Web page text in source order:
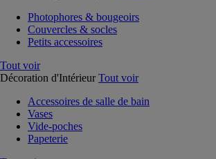
Photophores & bougeoirs
Couvercles & socles
Petits accessoires
Tout voir
Décoration d'Intérieur Tout voir
Accessoires de salle de bain
Vases
Vide-poches
Papeterie